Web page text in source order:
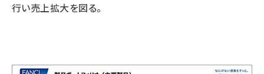
行い売上拡大を図る。